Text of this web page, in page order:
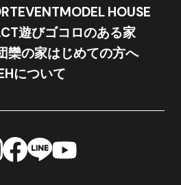
EVENTMODEL HOUSE
遊びゴコロのある家
欒の家はじめての方へ
について